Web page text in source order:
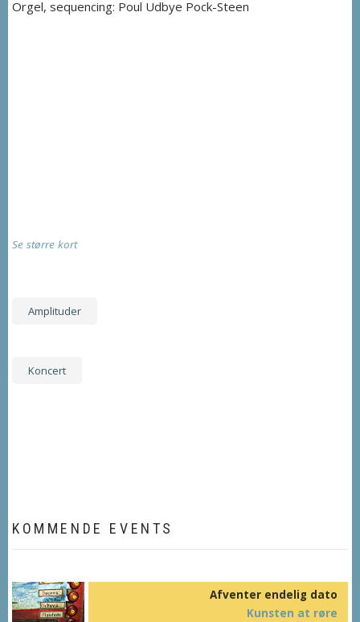
Orgel, sequencing: Poul Udbye Pock-Steen
Se større kort
Amplituder
Koncert
KOMMENDE EVENTS
Afventer endelig dato
Kunsten at røre